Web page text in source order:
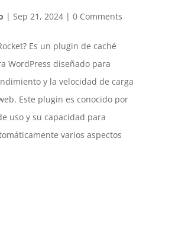
| Sep 21, 2024| 0 Comments
Es un plugin de caché
WordPress diseñado para
y la velocidad de carga
Este plugin es conocido por
uso y su capacidad para
varios aspectos